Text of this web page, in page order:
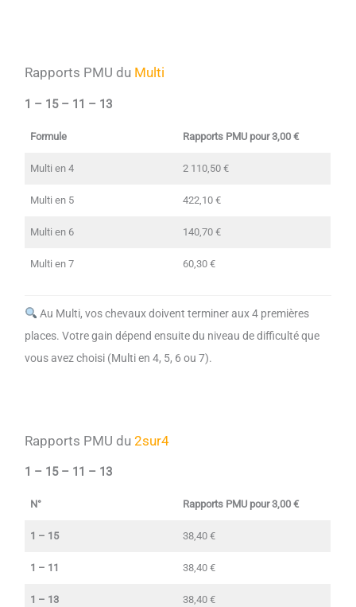
Rapports PMU du Multi
1 – 15 – 11 – 13
Formule Rapports PMU pour 3,00 €
Multi en 4 2 110,50 €
Multi en 5 422,10 €
Multi en 6 140,70 €
Multi en 7 60,30 €
Au Multi, vos chevaux doivent terminer aux 4 premières
places. Votre gain dépend ensuite du niveau de difficulté que
vous avez choisi (Multi en 4, 5, 6 ou 7).
Rapports PMU du2sur4
1 – 15 – 11 – 13
N° Rapports PMU pour 3,00 €
1 – 15 38,40 €
1 – 11 38,40 €
1 – 13 38,40 €